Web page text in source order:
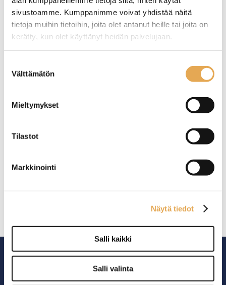
sivustoamme. Kumppanimme voivat yhdistää näitä
tietoja muihin tietoihin, joita olet antanut heille tai joita on
kerätty, kun olet käyttänyt heidän palvelujaan.
valinta
Välttämätön
Mieltymykset
Tilastot
Markkinointi
Näytä tiedot
Salli kaikki
Salli valinta
Blenderi tehosekoittimet tuoteryhmästä